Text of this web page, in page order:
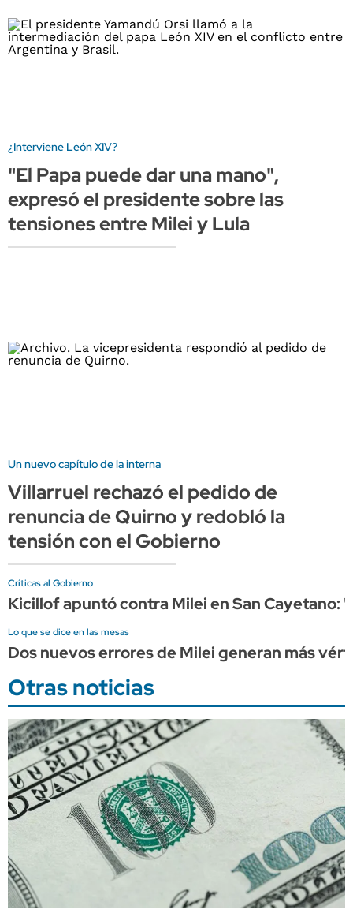
¿Interviene León XIV?
"El Papa puede dar una mano",
expresó el presidente sobre las
tensiones entre Milei y Lula
Un nuevo capítulo de la interna
Villarruel rechazó el pedido de
renuncia de Quirno y redobló la
tensión con el Gobierno
Críticas al Gobierno
Kicillof apuntó contra Milei en San Cayetano:
Lo que se dice en las mesas
Dos nuevos errores de Milei generan más
Otras noticias